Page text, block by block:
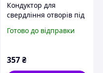
Кондуктор для
свердління отворів під
мм
Готово до відправки
357₴